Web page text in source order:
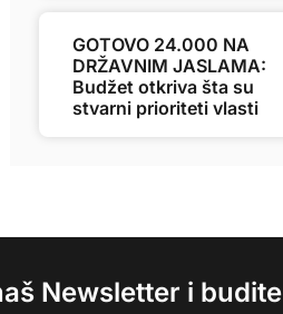
GOTOVO 24.000 NA
DRŽAVNIM JASLAMA:
Budžet otkriva šta su
stvarni prioriteti vlasti
Newsletter i budite